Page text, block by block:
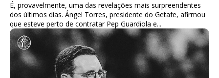
É, provavelmente, uma das revelações mais surpreendentes
dos últimos dias. Ángel Torres, presidente do Getafe, afirmou
que esteve perto de contratar Pep Guardiola e...